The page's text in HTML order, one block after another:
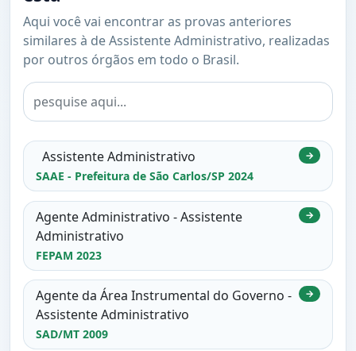
Aqui você vai encontrar as provas anteriores
similares à de Assistente Administrativo, realizadas
por outros órgãos em todo o Brasil.
Assistente Administrativo
SAAE - Prefeitura de São Carlos/SP 2024
→
Agente Administrativo - Assistente
Administrativo
FEPAM 2023
→
Agente da Área Instrumental do Governo -
Assistente Administrativo
SAD/MT 2009
→